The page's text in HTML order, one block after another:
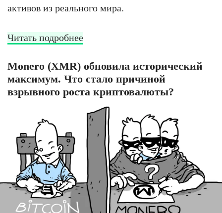
активов из реального мира.
Читать подробнее
Monero (XMR) обновила исторический
максимум. Что стало причиной
взрывного роста криптовалюты?